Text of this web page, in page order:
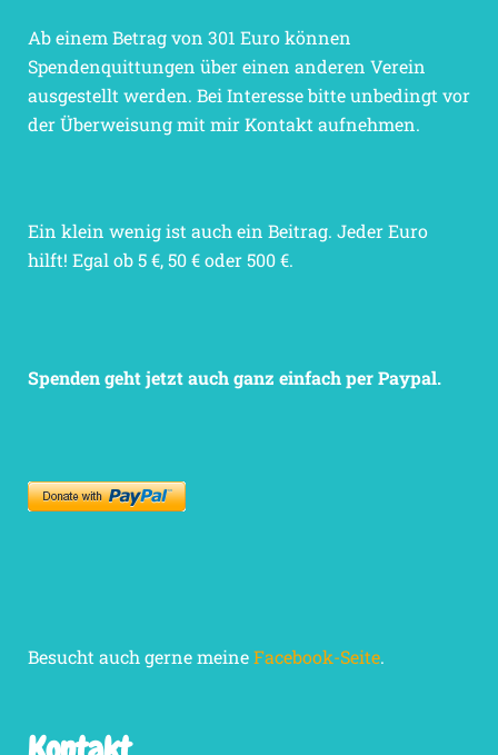
Ab einem Betrag von 301 Euro können
Spendenquittungen über einen anderen Verein
ausgestellt werden. Bei Interesse bitte unbedingt vor
der Überweisung mit mir Kontakt aufnehmen.
Ein klein wenig ist auch ein Beitrag. Jeder Euro
hilft! Egal ob 5 €, 50 € oder 500 €.
Spenden geht jetzt auch ganz einfach per Paypal.
Besucht auch gerne meineFacebook-Seite.